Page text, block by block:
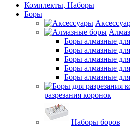
Комплекты, Наборы
Боры
Боры алмазные
Боры алмазные
Боры алмазные
Боры алмазные
Боры алмазные
разрезания коронок
Наборы боров